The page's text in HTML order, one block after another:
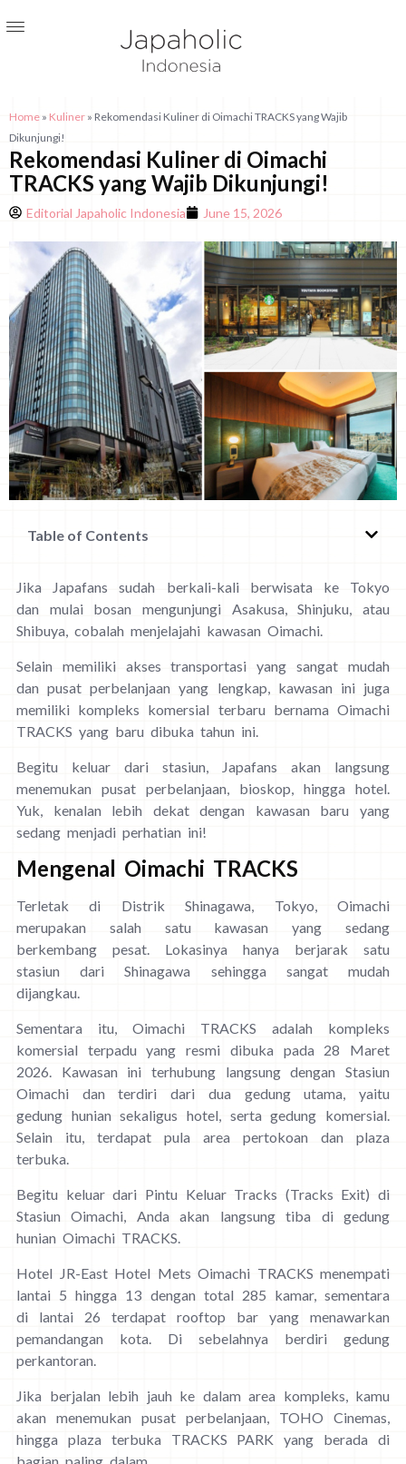
Home » Kuliner » Rekomendasi Kuliner di Oimachi TRACKS yang Wajib
Dikunjungi!
Rekomendasi Kuliner di Oimachi
TRACKS yang Wajib Dikunjungi!
Editorial Japaholic Indonesia June 15, 2026
Table of Contents
Jika Japafans sudah berkali-kali berwisata ke Tokyo
dan mulai bosan mengunjungi Asakusa, Shinjuku, atau
Shibuya, cobalah menjelajahi kawasan Oimachi.
Selain memiliki akses transportasi yang sangat mudah
dan pusat perbelanjaan yang lengkap, kawasan ini juga
memiliki kompleks komersial terbaru bernama Oimachi
TRACKS yang baru dibuka tahun ini.
Begitu keluar dari stasiun, Japafans akan langsung
menemukan pusat perbelanjaan, bioskop, hingga hotel.
Yuk, kenalan lebih dekat dengan kawasan baru yang
sedang menjadi perhatian ini!
Mengenal Oimachi TRACKS
Terletak di Distrik Shinagawa, Tokyo, Oimachi
merupakan salah satu kawasan yang sedang
berkembang pesat. Lokasinya hanya berjarak satu
stasiun dari Shinagawa sehingga sangat mudah
dijangkau.
Sementara itu, Oimachi TRACKS adalah kompleks
komersial terpadu yang resmi dibuka pada 28 Maret
2026. Kawasan ini terhubung langsung dengan Stasiun
Oimachi dan terdiri dari dua gedung utama, yaitu
gedung hunian sekaligus hotel, serta gedung komersial.
Selain itu, terdapat pula area pertokoan dan plaza
terbuka.
Begitu keluar dari Pintu Keluar Tracks (Tracks Exit) di
Stasiun Oimachi, Anda akan langsung tiba di gedung
hunian Oimachi TRACKS.
Hotel JR-East Hotel Mets Oimachi TRACKS menempati
lantai 5 hingga 13 dengan total 285 kamar, sementara
di lantai 26 terdapat rooftop bar yang menawarkan
pemandangan kota. Di sebelahnya berdiri gedung
perkantoran.
Jika berjalan lebih jauh ke dalam area kompleks, kamu
akan menemukan pusat perbelanjaan, TOHO Cinemas,
hingga plaza terbuka TRACKS PARK yang berada di